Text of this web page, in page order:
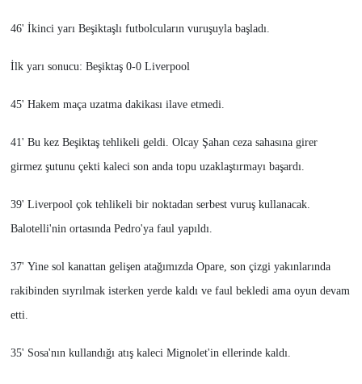
46' İkinci yarı Beşiktaşlı futbolcuların vuruşuyla başladı.
İlk yarı sonucu: Beşiktaş 0-0 Liverpool
45' Hakem maça uzatma dakikası ilave etmedi.
41' Bu kez Beşiktaş tehlikeli geldi. Olcay Şahan ceza sahasına girer
girmez şutunu çekti kaleci son anda topu uzaklaştırmayı başardı.
39' Liverpool çok tehlikeli bir noktadan serbest vuruş kullanacak.
Balotelli'nin ortasında Pedro'ya faul yapıldı.
37' Yine sol kanattan gelişen atağımızda Opare, son çizgi yakınlarında
rakibinden sıyrılmak isterken yerde kaldı ve faul bekledi ama oyun devam
etti.
35' Sosa'nın kullandığı atış kaleci Mignolet'in ellerinde kaldı.